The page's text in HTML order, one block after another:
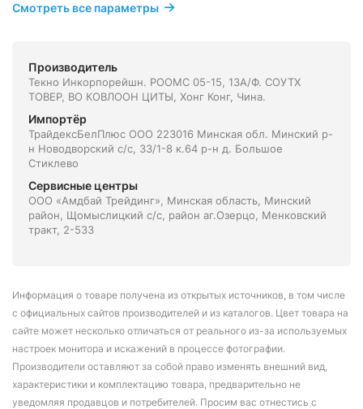
Смотреть все параметры
Производитель
Текно Инкорпорейшн. РООМС 05-15, 13А/Ф. СОУТХ
ТОВЕР, ВО КОВЛООН ЦИТЫ, Хонг Конг, Чина.
Импортёр
ТрайдексБелПлюс ООО 223016 Минская обл. Минский р-
н Новодворский с/с, 33/1-8 к.64 р-н д. Большое
Стиклево
Сервисные центры
ООО «Амдбай Трейдинг», Минская область, Минский
район, Щомыслицкий с/с, район аг.Озерцо, Менковский
тракт, 2-533
Информация о товаре получена из открытых источников, в том числе
с официальных сайтов производителей и из каталогов. Цвет товара на
сайте может несколько отличаться от реального из-за используемых
настроек монитора и искажений в процессе фотографии.
Производители оставляют за собой право изменять внешний вид,
характеристики и комплектацию товара, предварительно не
уведомляя продавцов и потребителей. Просим вас отнестись с